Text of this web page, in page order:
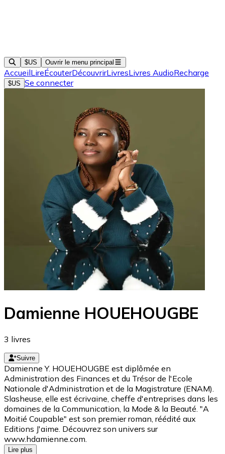
$US Ouvrir le menu principal
AccueilLireÉcouterDécouvrirLivresLivres AudioRecharge
$US Se connecter
Damienne HOUEHOUGBE
3 livres
Suivre
Damienne Y. HOUEHOUGBE est diplômée en
Administration des Finances et du Trésor de l'Ecole
Nationale d'Administration et de la Magistrature (ENAM).
Slasheuse, elle est écrivaine, cheffe d'entreprises dans les
domaines de la Communication, la Mode & la Beauté. "A
Moitié Coupable" est son premier roman, réédité aux
Editions J'aime. Découvrez son univers sur
www.hdamienne.com.
Lire plus